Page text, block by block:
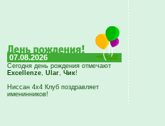
07.08.2026
Сегодня день рождения отмечают
Excellenze, Ular, Чик!
Ниссан 4х4 Клуб поздравляет
именинников!